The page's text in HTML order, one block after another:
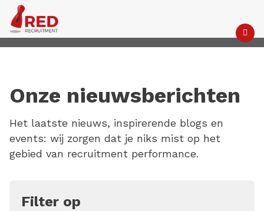
Onze nieuwsberichten
Het laatste nieuws, inspirerende blogs en
events: wij zorgen dat je niks mist op het
gebied van recruitment performance.
Filter op